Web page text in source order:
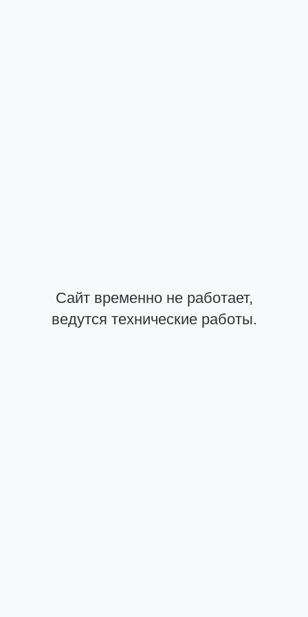
Сайт временно не работает,
ведутся технические работы.